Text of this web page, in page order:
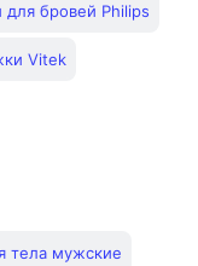
бровей Philips
Vitek
тела мужские